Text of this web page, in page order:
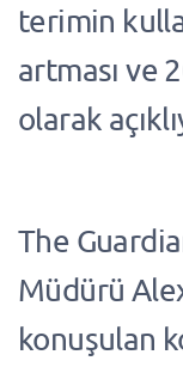
terimin
artması ve
olarak
The
Müdürü
konuşulan